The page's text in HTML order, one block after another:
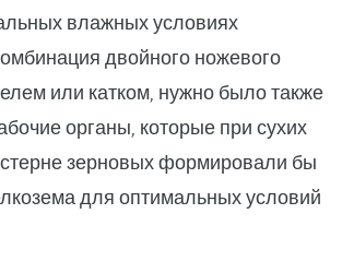
влажных условиях
двойного ножевого
или катком, нужно было также
органы, которые при сухих
зерновых формировали бы
для оптимальных условий